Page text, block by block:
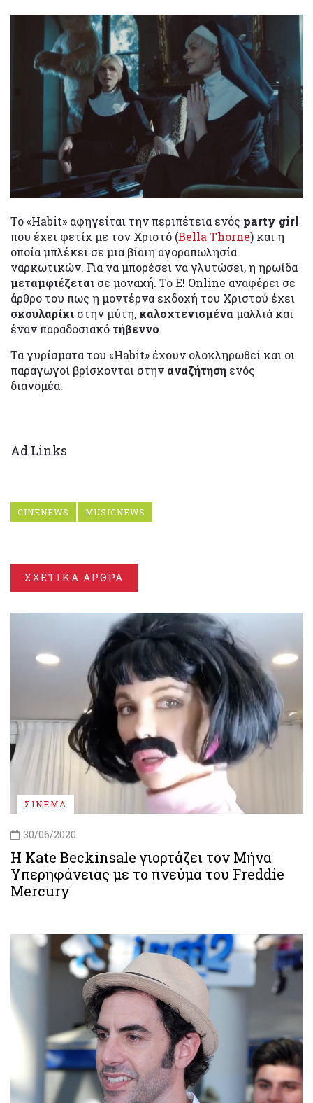
Το «Habit» αφηγείται την περιπέτεια ενός party girl
που έχει φετίχ με τον Χριστό (Bella Thorne) και η
οποία μπλέκει σε μια βίαιη αγοραπωλησία
ναρκωτικών. Για να μπορέσει να γλυτώσει, η ηρωίδα
μεταμφιέζεται σε μοναχή. Το E! Online αναφέρει σε
άρθρο του πως η μοντέρνα εκδοχή του Χριστού έχει
σκουλαρίκι στην μύτη, καλοχτενισμένα μαλλιά και
έναν παραδοσιακό τήβεννο.
Τα γυρίσματα του «Habit» έχουν ολοκληρωθεί και οι
παραγωγοί βρίσκονται στην αναζήτηση ενός
διανομέα.
Ad Links
CINENEWS MUSICNEWS
ΣΧΕΤΙΚΑ ΑΡΘΡΑ
ΣΙΝΕΜΑ
30/06/2020
Η Kate Beckinsale γιορτάζει τον Μήνα
Υπερηφάνειας με το πνεύμα του Freddie
Mercury